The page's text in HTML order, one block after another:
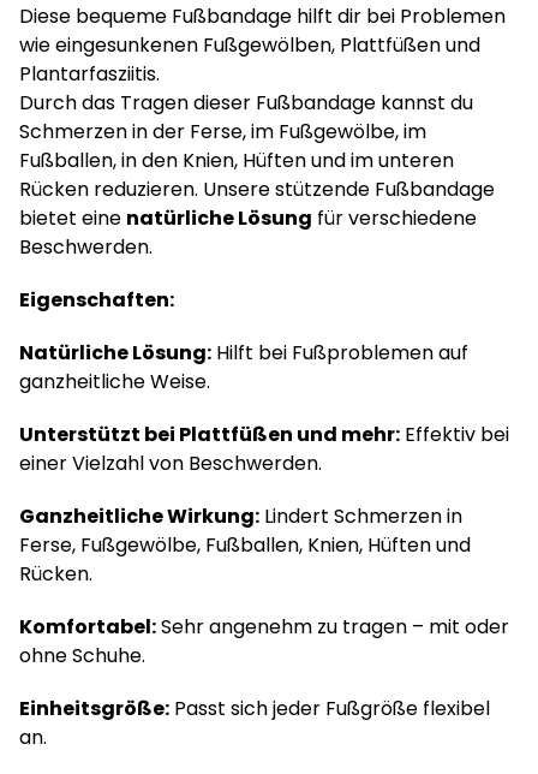
Diese bequeme Fußbandage hilft dir bei Problemen
wie eingesunkenen Fußgewölben, Plattfüßen und
Plantarfasziitis.
Durch das Tragen dieser Fußbandage kannst du
Schmerzen in der Ferse, im Fußgewölbe, im
Fußballen, in den Knien, Hüften und im unteren
Rücken reduzieren. Unsere stützende Fußbandage
bietet eine natürliche Lösung für verschiedene
Beschwerden.
Eigenschaften:
Natürliche Lösung: Hilft bei Fußproblemen auf
ganzheitliche Weise.
Unterstützt bei Plattfüßen und mehr: Effektiv bei
einer Vielzahl von Beschwerden.
Ganzheitliche Wirkung: Lindert Schmerzen in
Ferse, Fußgewölbe, Fußballen, Knien, Hüften und
Rücken.
Komfortabel:Sehr angenehm zu tragen – mit oder
ohne Schuhe.
Einheitsgröße: Passt sich jeder Fußgröße flexibel
an.